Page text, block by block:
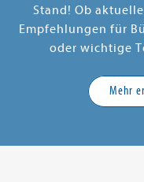
Stand! Ob
Empfehlungen für
oder wichtige
Mehr